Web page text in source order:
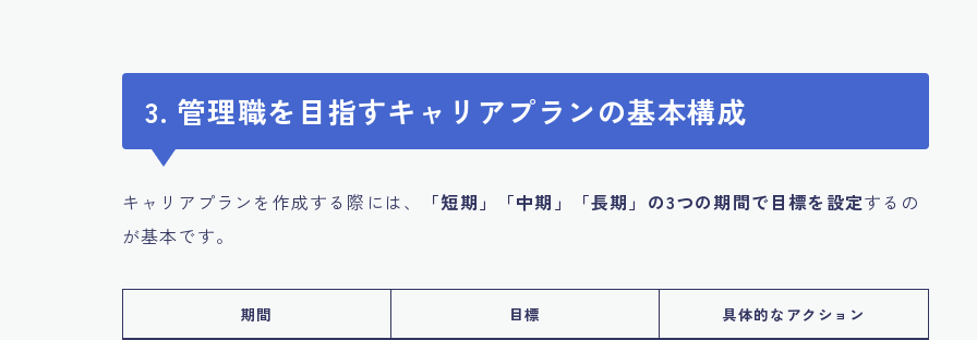
3. 管理職を目指すキャリアプランの基本構成
キャリアプランを作成する際には、 「短期」「中期」「長期」の3つの期間で目標を設定するの
が基本です。
期間 目標 具体的なアクション